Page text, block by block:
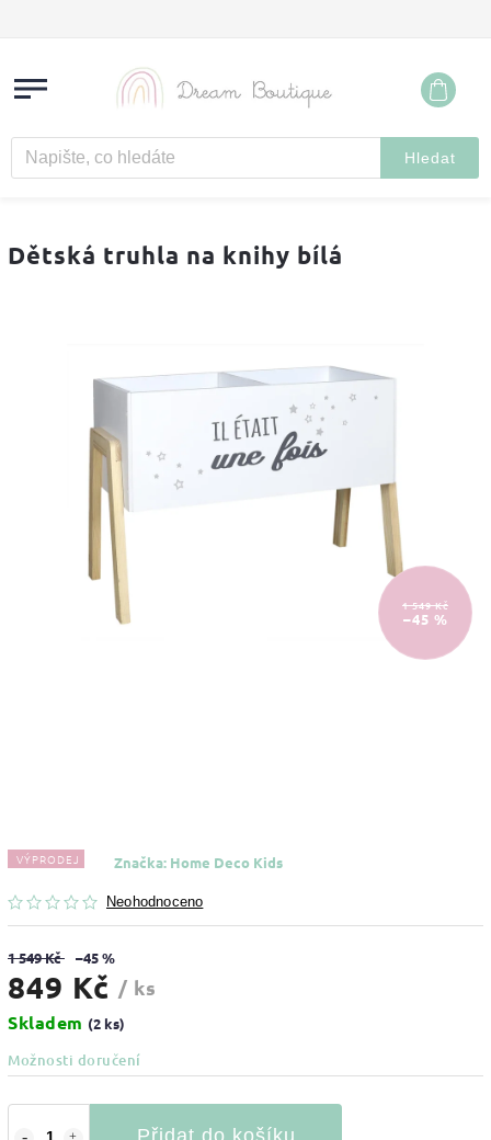
Hledat
Dětská truhla na knihy bílá
1 549 Kč
–45 %
VÝPRODEJ
Neohodnoceno
Značka: Home Deco Kids
1 549 Kč –45 %
849 Kč / ks
Skladem (2 ks)
Možnosti doručení